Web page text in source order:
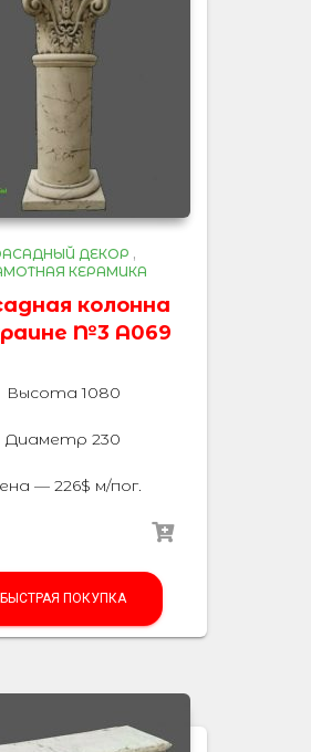
ДЕКОР ,
КЕРАМИКА
колонна
№3 А069
Высота 1080
Диаметр 230
— 226$ м/пог.
БЫСТРАЯ ПОКУПКА